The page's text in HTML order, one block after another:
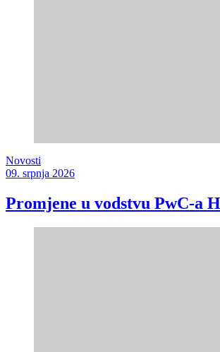
Novosti
09. srpnja 2026
Promjene u vodstvu PwC-a